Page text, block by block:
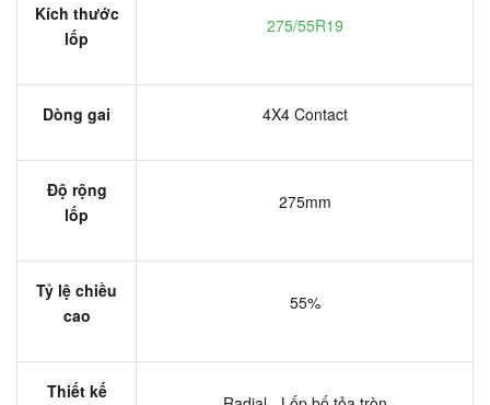
Kích thước
lốp
275/55R19
Dòng gai 4X4 Contact
Độ rộng
lốp
275mm
Tỷ lệ chiều
cao
55%
Thiết kế